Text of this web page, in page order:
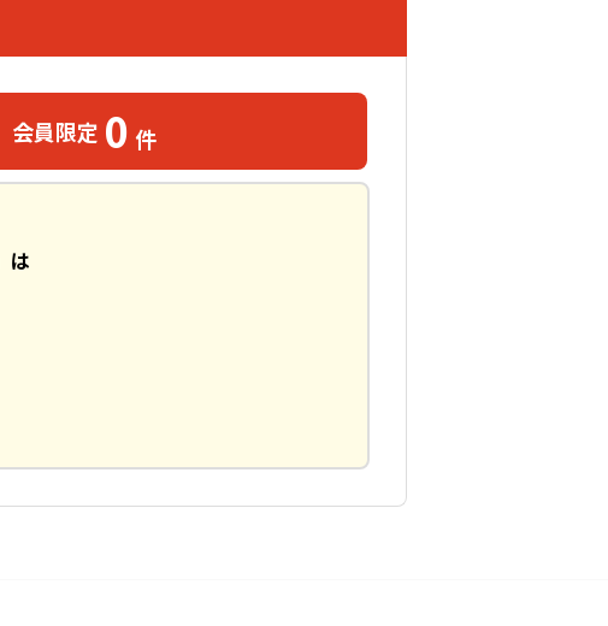
会員限定 0 件
は